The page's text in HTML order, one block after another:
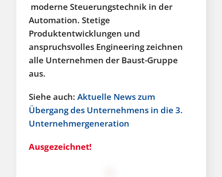
moderne Steuerungstechnik in der
Automation. Stetige
Produktentwicklungen und
anspruchsvolles Engineering zeichnen
alle Unternehmen der Baust-Gruppe
aus.
Siehe auch: Aktuelle News zum
Übergang des Unternehmens in die 3.
Unternehmergeneration
Ausgezeichnet!